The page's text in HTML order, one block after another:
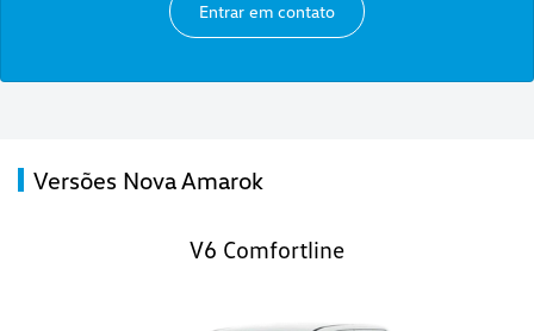
Entrar em contato
Versões Nova Amarok
V6 Comfortline